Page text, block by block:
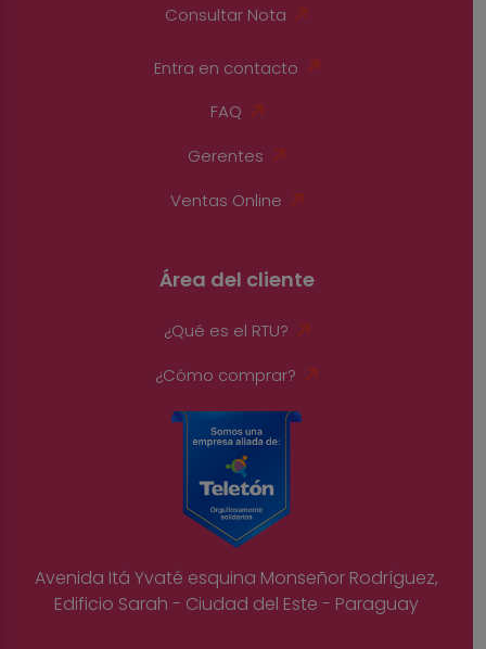
Consultar Nota
Entra en contacto
FAQ
Gerentes
Ventas Online
Área del cliente
¿Qué es el RTU?
¿Cómo comprar?
Avenida Itá Yvaté esquina Monseñor Rodríguez,
Edificio Sarah - Ciudad del Este - Paraguay